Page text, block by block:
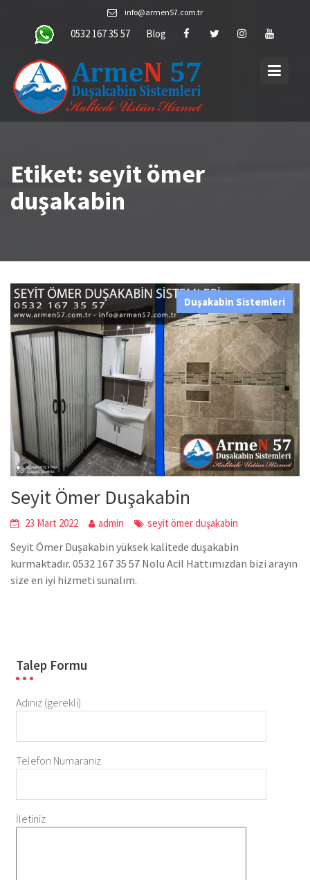
content
info@armen57.com.tr
0532 167 35 57 Blog
Etiket: seyit ömer
duşakabin
Duşakabin Sistemleri
Seyit Ömer Duşakabin
23 Mart 2022 admin seyit ömer duşakabin
Seyit Ömer Duşakabin yüksek kalitede duşakabin
kurmaktadır. 0532 167 35 57 Nolu Acil Hattımızdan bizi arayın
size en iyi hizmeti sunalım.
Talep Formu
Adınız (gerekli)
Telefon Numaranız
İletiniz